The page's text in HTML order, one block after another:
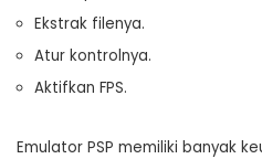
Ekstrak filenya.
Atur kontrolnya.
Aktifkan FPS.
Emulator PSP memiliki banyak